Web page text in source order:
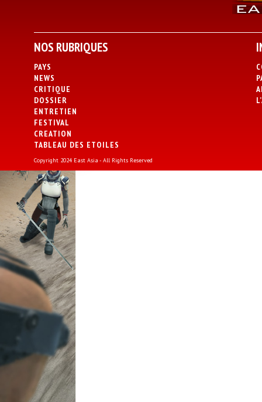
NOS RUBRIQUES
PAYS
NEWS
CRITIQUE
DOSSIER
ENTRETIEN
FESTIVAL
CREATION
TABLEAU DES ETOILES
Copyright 2024 East Asia - All Rights Reserved